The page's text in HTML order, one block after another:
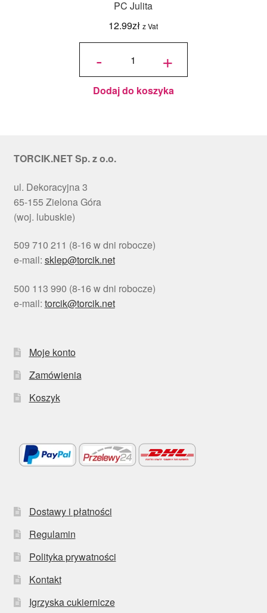
PC Julita
12.99zł z Vat
-
ilość
okrągły
Choinki
Ø 30
cm, h 1
cm - PC
+
Dodaj do koszyka
TORCIK.NET Sp. z o.o.
ul. Dekoracyjna 3
65-155 Zielona Góra
(woj. lubuskie)
509 710 211 (8-16 w dni robocze)
e-mail: sklep@torcik.net
500 113 990 (8-16 w dni robocze)
e-mail: torcik@torcik.net
Moje konto
Zamówienia
Koszyk
Dostawy i płatności
Regulamin
Polityka prywatności
Kontakt
Igrzyska cukiernicze